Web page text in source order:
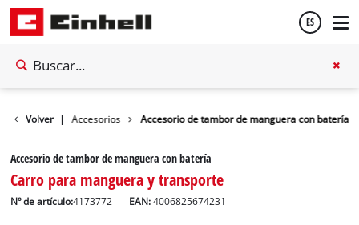
ES
Volver | Accesorios Accesorio de tambor de manguera con batería
Accesorio de tambor de manguera con batería
Carro para manguera y transporte
Nº de artículo:4173772 EAN:4006825674231